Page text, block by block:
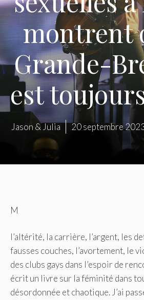
montrent
Grande-
est
Jason & Julia 20 septembre
M
l’altérité, la carrière, l’argent, les
fausses couches, l’avortement, le
des clubs gays dans l’espoir de
écrit un livre sur la féminité dans
désordonnée et chaotique. J’ai